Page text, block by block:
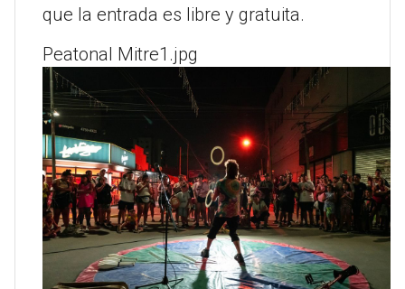
que la entrada es libre y gratuita.
Peatonal Mitre1.jpg